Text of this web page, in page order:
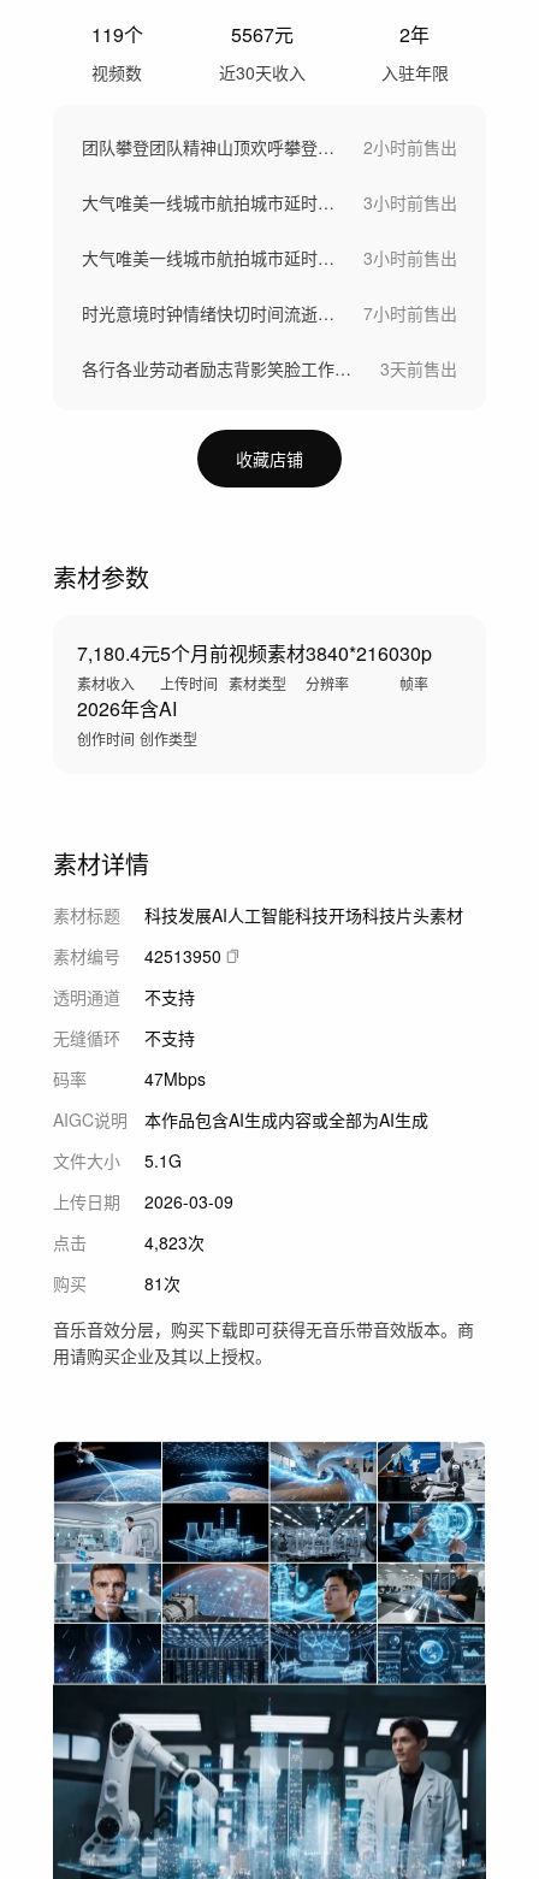
119个
视频数
5567元
近30天收入
2年
入驻年限
团队攀登团队精神山顶欢呼攀登雪山齐心协力 2小时前售出
大气唯美一线城市航拍城市延时城市宣传片 3小时前售出
大气唯美一线城市航拍城市延时城市宣传片 3小时前售出
时光意境时钟情绪快切时间流逝飞逝倒流延时 7小时前售出
各行各业劳动者励志背影笑脸工作场景劳动节 3天前售出
收藏店铺
素材参数
7,180.4元
素材收入
5个月前
上传时间
视频素材
素材类型
3840*2160
分辨率
30p
帧率
2026年
创作时间
含AI
创作类型
素材详情
素材标题
科技发展AI人工智能科技开场科技片头素材
素材编号
42513950
透明通道
不支持
无缝循环
不支持
码率
47Mbps
AIGC说明
本作品包含AI生成内容或全部为AI生成
文件大小
5.1G
上传日期
2026-03-09
点击
4,823次
购买
81次
音乐音效分层，购买下载即可获得无音乐带音效版本。商
用请购买企业及其以上授权。